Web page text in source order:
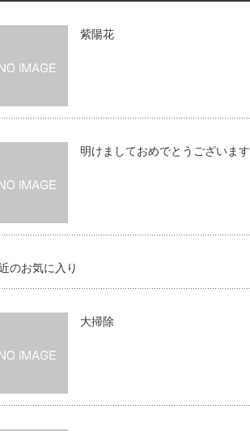
紫陽花
明けましておめでとうございます
のお気に入り
大掃除